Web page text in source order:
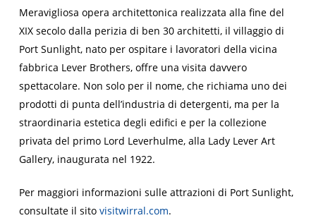
Meravigliosa opera architettonica realizzata alla fine del
XIX secolo dalla perizia di ben 30 architetti, il villaggio di
Port Sunlight, nato per ospitare i lavoratori della vicina
fabbrica Lever Brothers, offre una visita davvero
spettacolare. Non solo per il nome, che richiama uno dei
prodotti di punta dell’industria di detergenti, ma per la
straordinaria estetica degli edifici e per la collezione
privata del primo Lord Leverhulme, alla Lady Lever Art
Gallery, inaugurata nel 1922.
Per maggiori informazioni sulle attrazioni di Port Sunlight,
consultate il sito visitwirral.com.